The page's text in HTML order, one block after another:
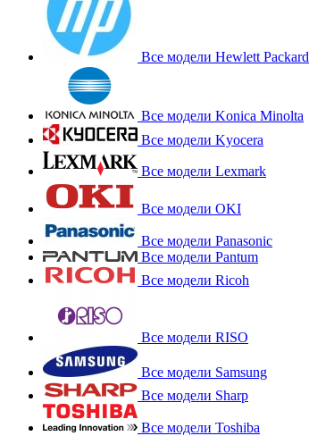
Все модели Hewlett Packard
Все модели Konica Minolta
Все модели Kyocera
Все модели Lexmark
Все модели OKI
Все модели Panasonic
Все модели Pantum
Все модели Ricoh
Все модели RISO
Все модели Samsung
Все модели Sharp
Все модели Toshiba